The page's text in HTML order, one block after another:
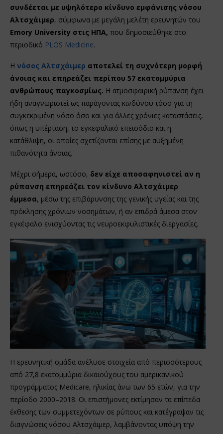
συνδέεται με υψηλότερο κίνδυνο εμφάνισης νόσου
Αλτσχάιμερ, σύμφωνα με μεγάλη μελέτη ερευνητών του
Emory University στις ΗΠΑ, που δημοσιεύθηκε στο
περιοδικό PLOS Medicine.
Η νόσος Αλτσχάιμερ αποτελεί τη συχνότερη μορφή
άνοιας και επηρεάζει περίπου 57 εκατομμύρια
ανθρώπους παγκοσμίως. Η ατμοσφαιρική ρύπανση έχει
ήδη αναγνωριστεί ως παράγοντας κινδύνου τόσο για τη
συγκεκριμένη νόσο όσο και για άλλες χρόνιες καταστάσεις,
όπως η υπέρταση, το εγκεφαλικό επεισόδιο και η
κατάθλιψη, οι οποίες σχετίζονται επίσης με αυξημένη
πιθανότητα άνοιας.
Μέχρι σήμερα, ωστόσο, δεν είχε αποσαφηνιστεί αν η
ρύπανση επηρεάζει τον κίνδυνο Αλτσχάιμερ
έμμεσα, μέσω της επιβάρυνσης της γενικής υγείας και της
πρόκλησης χρόνιων νοσημάτων, ή αν επιδρά άμεσα στον
εγκέφαλο ενισχύοντας τις νευροεκφυλιστικές διεργασίες.
Η ερευνητική ομάδα ανέλυσε στοιχεία από περισσότερους
από 27,8 εκατομμύρια δικαιούχους του αμερικανικού
προγράμματος Medicare, ηλικίας άνω των 65 ετών, για την
περίοδο 2000–2018. Οι επιστήμονες εκτίμησαν τα επίπεδα
έκθεσης των συμμετεχόντων σε ρύπους και κατέγραψαν τις
διαγνώσεις νόσου Αλτσχάιμερ, λαμβάνοντας υπόψη την